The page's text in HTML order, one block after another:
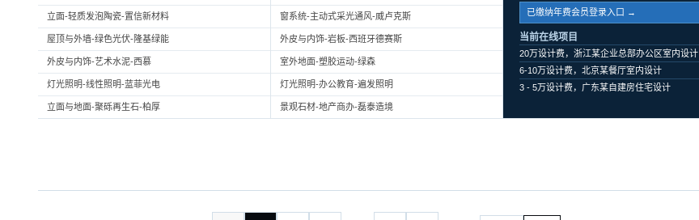
立面-轻质发泡陶瓷-置信新材料 窗系统-主动式采光通风-威卢克斯
屋顶与外墙-绿色光伏-隆基绿能 外皮与内饰-岩板-西班牙德赛斯
外皮与内饰-艺术水泥-西慕 室外地面-塑胶运动-绿森
灯光照明-线性照明-蓝菲光电 灯光照明-办公教育-遍发照明
立面与地面-聚砾再生石-柏厚 景观石材-地产商办-磊泰造境
已缴纳年费会员登录入口 →
当前在线项目
20万设计费，浙江某企业总部办公区室内设计
6-10万设计费，北京某餐厅室内设计
3 - 5万设计费，广东某自建房住宅设计